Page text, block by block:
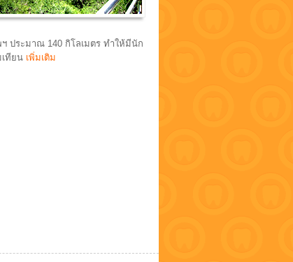
ประมาณ 140 กิโลเมตร ทำให้มีนัก
ทียน เพิ่มเติม